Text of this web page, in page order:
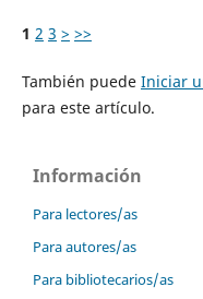
1 2 3 > >>
También puede Iniciar
para este artículo.
Información
Para lectores/as
Para autores/as
Para bibliotecarios/as